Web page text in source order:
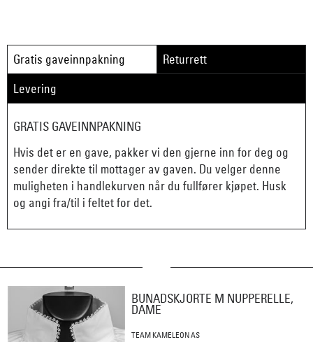
Gratis gaveinnpakning
Returrett
Levering
GRATIS GAVEINNPAKNING
Hvis det er en gave, pakker vi den gjerne inn for deg og
sender direkte til mottager av gaven. Du velger denne
muligheten i handlekurven når du fullfører kjøpet. Husk
og angi fra/til i feltet for det.
BUNADSKJORTE M NUPPERELLE,
DAME
TEAM KAMELEON AS